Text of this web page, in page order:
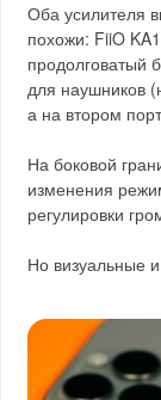
Оба усилителя
похожи: FiiO
продолговатый
для наушников
а на втором
На боковой
изменения
регулировки
Но визуальные